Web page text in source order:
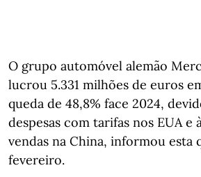
O grupo automóvel alemão
lucrou 5.331 milhões de euros
queda de 48,8% face 2024,
despesas com tarifas nos EUA e
vendas na China, informou esta
fevereiro.